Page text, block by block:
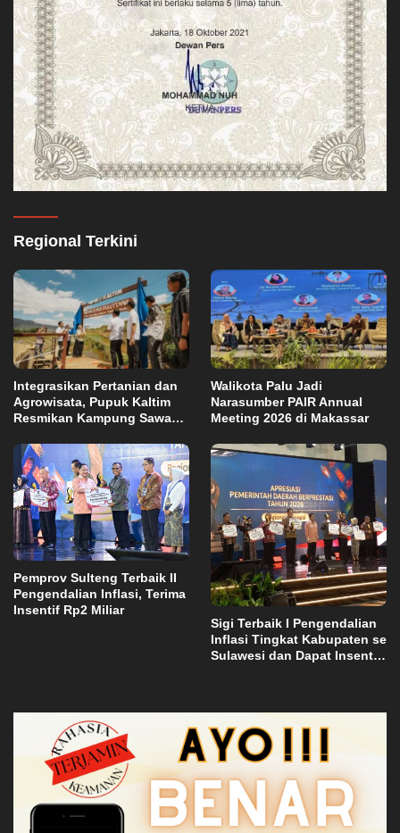
Regional Terkini
Integrasikan Pertanian dan
Agrowisata, Pupuk Kaltim
Resmikan Kampung Sawah
Walikota Palu Jadi
Narasumber PAIR Annual
Meeting 2026 di Makassar
Pemprov Sulteng Terbaik II
Pengendalian Inflasi, Terima
Insentif Rp2 Miliar
Sigi Terbaik I Pengendalian
Inflasi Tingkat Kabupaten se
Sulawesi dan Dapat Insentif